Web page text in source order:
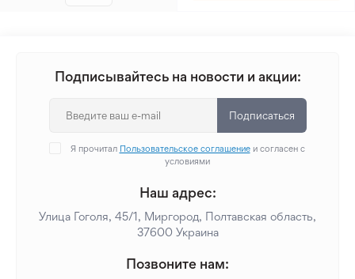
Подписывайтесь на новости и акции:
Подписаться
Я прочитал Пользовательское соглашениеи согласен с
условиями
Наш адрес:
Улица Гоголя, 45/1, Миргород, Полтавская область,
37600 Украина
Позвоните нам: